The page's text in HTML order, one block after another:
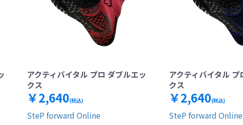
アクティバイタル プロ ダブルエッ
クス
￥2,640(税込)
SteP forward Online
アクティバイタル プ
クス
￥2,640(税込)
SteP forward Online